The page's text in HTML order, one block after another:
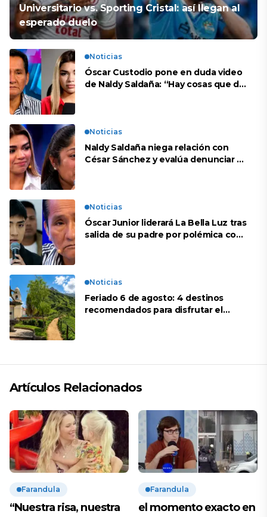
Universitario vs. Sporting Cristal: así llegan al
esperado duelo
Noticias
Óscar Custodio pone en duda video
de Naldy Saldaña: “Hay cosas que de
Noticias
Naldy Saldaña niega relación con
César Sánchez y evalúa denunciar a
Noticias
Óscar Junior liderará La Bella Luz tras
salida de su padre por polémica con
Noticias
Feriado 6 de agosto: 4 destinos
recomendados para disfrutar el
Artículos Relacionados
Farandula
“Nuestra risa, nuestra
Farandula
el momento exacto en